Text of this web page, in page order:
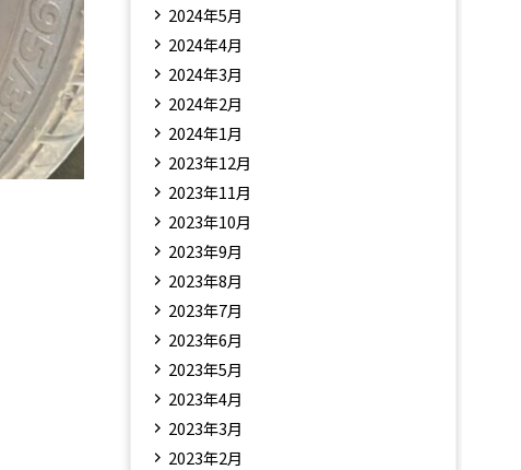
2024年5月
2024年4月
2024年3月
2024年2月
2024年1月
2023年12月
2023年11月
2023年10月
2023年9月
2023年8月
2023年7月
2023年6月
2023年5月
2023年4月
2023年3月
2023年2月